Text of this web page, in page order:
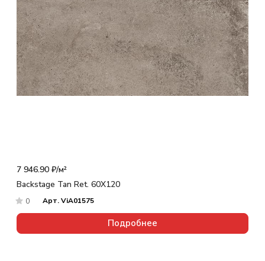
7 946.90 ₽/м²
Backstage Tan Ret. 60X120
0 Арт.ViA01575
Подробнее